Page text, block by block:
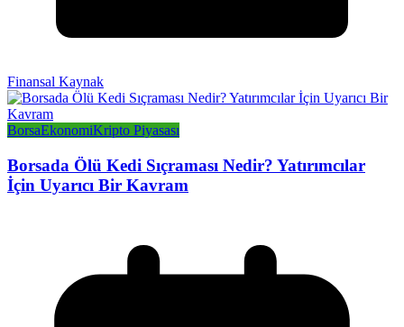
Finansal Kaynak
BorsaEkonomiKripto Piyasası
Borsada Ölü Kedi Sıçraması Nedir? Yatırımcılar
İçin Uyarıcı Bir Kavram